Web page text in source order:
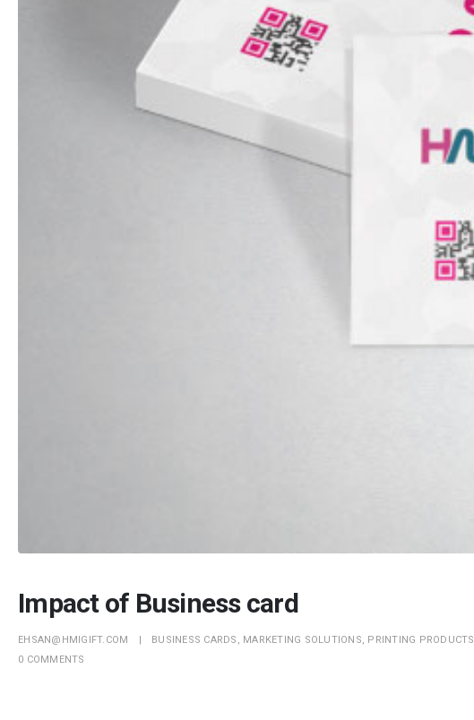
Impact of Business card
EHSAN@HMIGIFT.COM BUSINESS CARDS MARKETING SOLUTIONS PRINTING PRODUCTS
0 COMMENTS